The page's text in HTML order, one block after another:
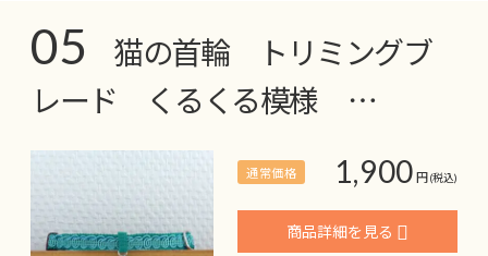
05
猫の首輪 トリミングブ
レード くるくる模様 …
通常価格 1,900円(税込)
商品詳細を見る